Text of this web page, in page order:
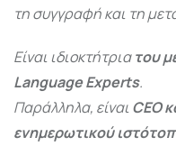
τη συγγραφή και τη
Είναι ιδιοκτήτριατου
Language Experts.
Παράλληλα, είναιCEO
ενημερωτικού